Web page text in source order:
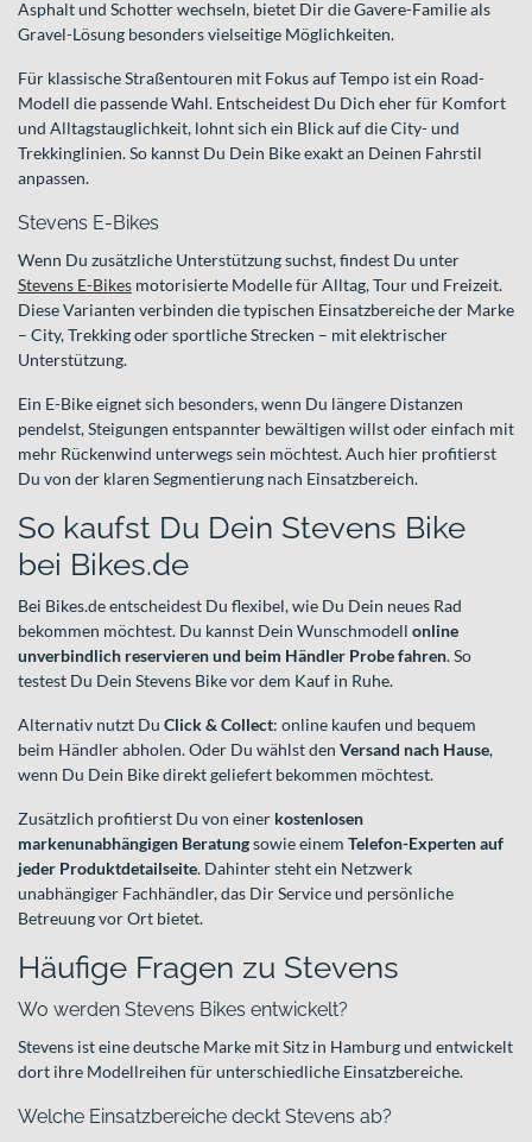
Asphalt und Schotter wechseln, bietet Dir die Gavere-Familie als
Gravel-Lösung besonders vielseitige Möglichkeiten.
Für klassische Straßentouren mit Fokus auf Tempo ist ein Road-
Modell die passende Wahl. Entscheidest Du Dich eher für Komfort
und Alltagstauglichkeit, lohnt sich ein Blick auf die City- und
Trekkinglinien. So kannst Du Dein Bike exakt an Deinen Fahrstil
anpassen.
Stevens E-Bikes
Wenn Du zusätzliche Unterstützung suchst, findest Du unter
Stevens E-Bikes motorisierte Modelle für Alltag, Tour und Freizeit.
Diese Varianten verbinden die typischen Einsatzbereiche der Marke
– City, Trekking oder sportliche Strecken – mit elektrischer
Unterstützung.
Ein E-Bike eignet sich besonders, wenn Du längere Distanzen
pendelst, Steigungen entspannter bewältigen willst oder einfach mit
mehr Rückenwind unterwegs sein möchtest. Auch hier profitierst
Du von der klaren Segmentierung nach Einsatzbereich.
So kaufst Du Dein Stevens Bike
bei Bikes.de
Bei Bikes.de entscheidest Du flexibel, wie Du Dein neues Rad
bekommen möchtest. Du kannst Dein Wunschmodell online
unverbindlich reservieren und beim Händler Probe fahren. So
testest Du Dein Stevens Bike vor dem Kauf in Ruhe.
Alternativ nutzt Du Click & Collect: online kaufen und bequem
beim Händler abholen. Oder Du wählst den Versand nach Hause,
wenn Du Dein Bike direkt geliefert bekommen möchtest.
Zusätzlich profitierst Du von einer kostenlosen
markenunabhängigen Beratungsowie einem Telefon-Experten auf
jeder Produktdetailseite. Dahinter steht ein Netzwerk
unabhängiger Fachhändler, das Dir Service und persönliche
Betreuung vor Ort bietet.
Häufige Fragen zu Stevens
Wo werden Stevens Bikes entwickelt?
Stevens ist eine deutsche Marke mit Sitz in Hamburg und entwickelt
dort ihre Modellreihen für unterschiedliche Einsatzbereiche.
Welche Einsatzbereiche deckt Stevens ab?